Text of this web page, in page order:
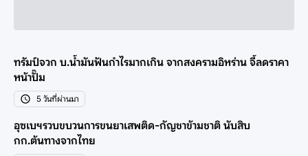
ทรัมป์จวก บ.น้ำมันฟันกำไรมากเกิน จากสงครามอิหร่าน จี้ลดราคา
หน้าปั๊ม
5 วันที่ผ่านมา
อุซเบฯรวบขบวนการขนยาเสพติด-กัญชาข้ามชาติ นับสิบ
กก.ต้นทางจากไทย